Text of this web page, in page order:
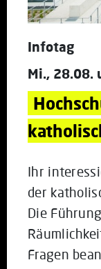
Infotag
Mi., 28.08.
Ihr
der
Die
Fragen